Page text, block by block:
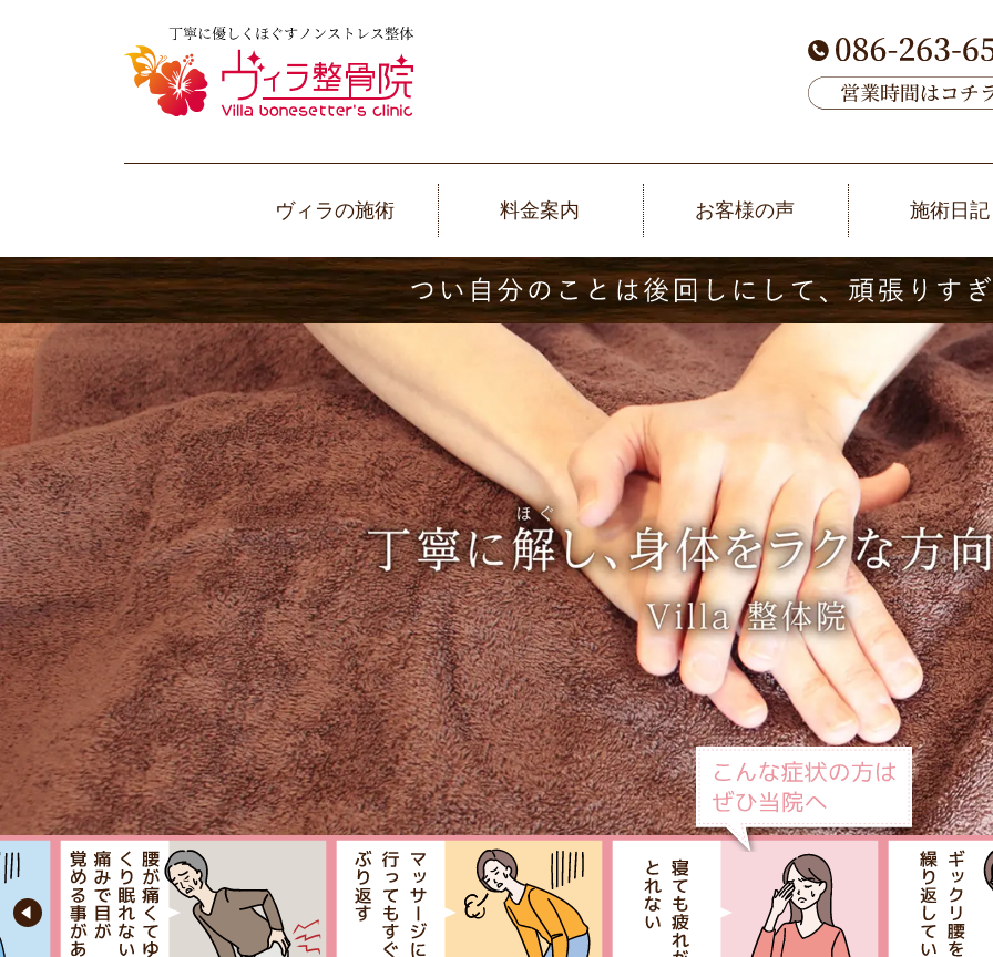
ヴィラの施術 料金案内 お客様の声 施術日記